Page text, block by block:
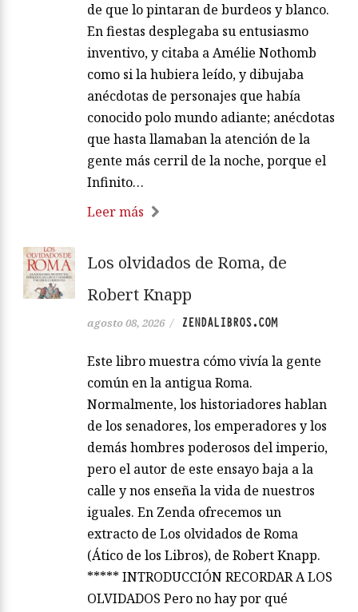
de que lo pintaran de burdeos y blanco.
En fiestas desplegaba su entusiasmo
inventivo, y citaba a Amélie Nothomb
como si la hubiera leído, y dibujaba
anécdotas de personajes que había
conocido polo mundo adiante; anécdotas
que hasta llamaban la atención de la
gente más cerril de la noche, porque el
Infinito…
Leer más
Los olvidados de Roma, de
Robert Knapp
agosto 08, 2026 / ZENDALIBROS.COM
Este libro muestra cómo vivía la gente
común en la antigua Roma.
Normalmente, los historiadores hablan
de los senadores, los emperadores y los
demás hombres poderosos del imperio,
pero el autor de este ensayo baja a la
calle y nos enseña la vida de nuestros
iguales. En Zenda ofrecemos un
extracto de Los olvidados de Roma
(Ático de los Libros), de Robert Knapp.
***** INTRODUCCIÓN RECORDAR A LOS
OLVIDADOS Pero no hay por qué